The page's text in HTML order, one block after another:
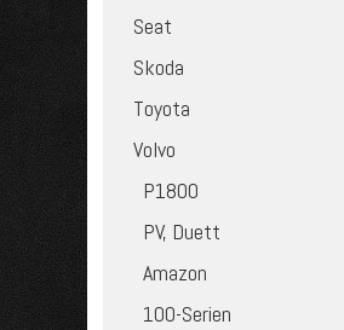
Seat
Skoda
Toyota
Volvo
P1800
PV, Duett
Amazon
100-Serien